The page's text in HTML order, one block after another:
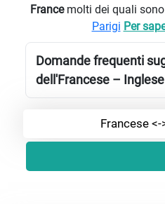
France molti dei quali
Parigi Per
Domande frequenti
dell'Francese – Inglese
Francese